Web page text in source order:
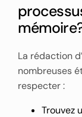
La rédaction
nombreuses
respecter :
Trouvez